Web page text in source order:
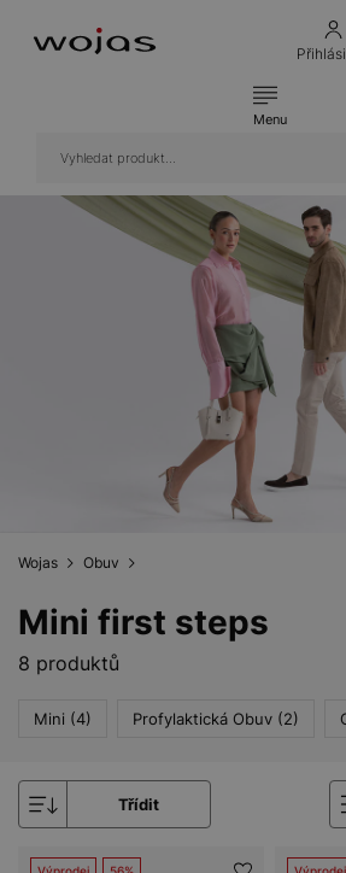
Menu
Wojas Obuv
Mini first steps
8 produktů
Mini (4) Profylaktická Obuv (2)
Třídit